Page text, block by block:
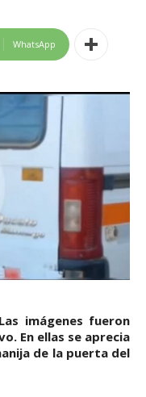
WhatsApp
imágenes fueron
En ellas se aprecia
de la puerta del